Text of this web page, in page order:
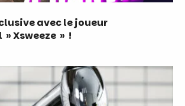
avec le joueur
Xsweeze » !